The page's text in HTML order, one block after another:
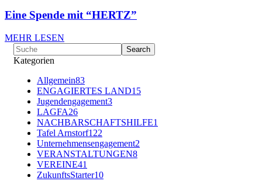
Eine Spende mit “HERTZ”
MEHR LESEN
Kategorien
Allgemein83
ENGAGIERTES LAND15
Jugendengagement3
LAGFA26
NACHBARSCHAFTSHILFE1
Tafel Arnstorf122
Unternehmensengagement2
VERANSTALTUNGEN8
VEREINE41
ZukunftsStarter10